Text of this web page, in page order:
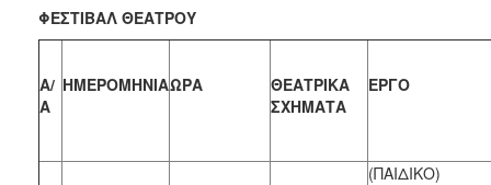
ΦΕΣΤΙΒΑΛ ΘΕΑΤΡΟΥ
Α/
Α
ΗΜΕΡΟΜΗΝΙΑΩΡΑ
ΘΕΑΤΡΙΚΑ
ΣΧΗΜΑΤΑ
ΕΡΓΟ
(ΠΑΙΔΙΚΟ)